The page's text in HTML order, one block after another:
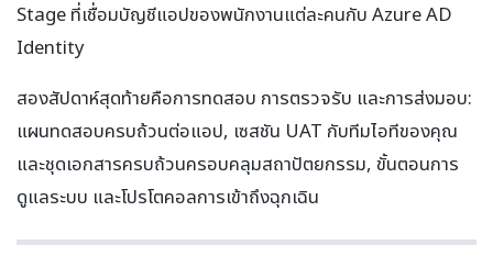
Stage ที่เชื่อมบัญชีแอปของพนักงานแต่ละคนกับ Azure AD
Identity
สองสัปดาห์สุดท้ายคือการทดสอบ การตรวจรับ และการส่งมอบ:
แผนทดสอบครบถ้วนต่อแอป, เซสชัน UAT กับทีมไอทีของคุณ
และชุดเอกสารครบถ้วนครอบคลุมสถาปัตยกรรม, ขั้นตอนการ
ดูแลระบบ และโปรโตคอลการเข้าถึงฉุกเฉิน